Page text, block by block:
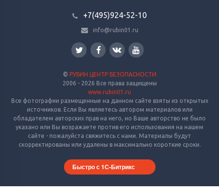
+7(495)924-52-10
info@rubin01.ru
© РУБИН ЦЕНТР БЕЗОПАСНОСТИ
2006 - 2026 Все права защищены
www.rubin01.ru
Все фотографии размещенные на данном сайте взяты из открытых
источников. Если Вы являетесь автором материалов или
обладателем авторских прав на него, но Ваше авторство не было
указано или Вы возражаете против его использования на нашем
сайте - пожалуйста свяжитесь с нами. Материалы будут
скорректированы или удалены в максимально короткие сроки.
Быстро с 1С-Битрикс